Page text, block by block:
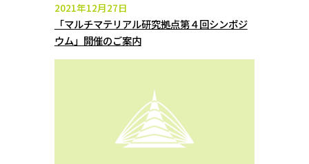
2021年12月27日
「マルチマテリアル研究拠点第４回シンポジ
ウム」開催のご案内